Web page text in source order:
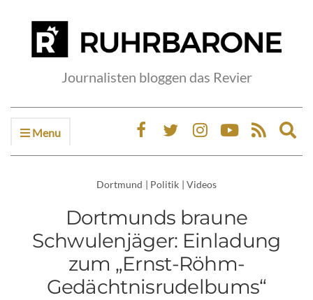
Journalisten bloggen das Revier
Menu
Dortmund | Politik | Videos
Dortmunds braune
Schwulenjäger: Einladung
zum „Ernst-Röhm-
Gedächtnisrudelbums“